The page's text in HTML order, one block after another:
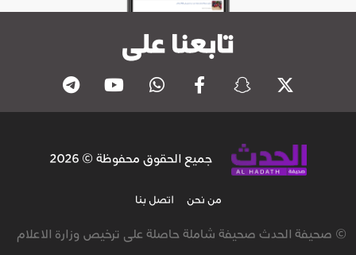
تابعنا على
جميع الحقوق محفوظة © 2026
من نحن اتصل بنا
© صحيفة الحدث صحيفة شاملة حاصلة على ترخيص وزارة الاعلام